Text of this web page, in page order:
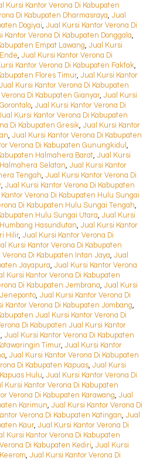
Kursi Kantor Verona Di Kabupaten
Di Kabupaten Dharmasraya, Jual
Dogiyai, Jual Kursi Kantor Verona Di
Kantor Verona Di Kabupaten Donggala,
Empat Lawang, Jual Kursi
, Jual Kursi Kantor Verona Di
Kantor Verona Di Kabupaten Fakfak,
Flores Timur, Jual Kursi Kantor
Kursi Kantor Verona Di Kabupaten
Di Kabupaten Gianyar, Jual Kursi
, Jual Kursi Kantor Verona Di
Kursi Kantor Verona Di Kabupaten
Di Kabupaten Gresik, Jual Kursi Kantor
, Jual Kursi Kantor Verona Di Kabupaten
Verona Di Kabupaten Gunungkidul ,
Halmahera Barat, Jual Kursi
Selatan, Jual Kursi Kantor
Tengah, Jual Kursi Kantor Verona Di
, Jual Kursi Kantor Verona Di Kabupaten
Verona Di Kabupaten Hulu Sungai
Di Kabupaten Hulu Sungai Tengah,
Hulu Sungai Utara, Jual Kursi
Hasundutan, Jual Kursi Kantor
Hilir, Jual Kursi Kantor Verona Di
Kursi Kantor Verona Di Kabupaten
Di Kabupaten Intan Jaya, Jual
Jayapura, Jual Kursi Kantor Verona
Kursi Kantor Verona Di Kabupaten
Di Kabupaten Jembrana, Jual Kursi
, Jual Kursi Kantor Verona Di
Kantor Verona Di Kabupaten Jombang,
Jual Kursi Kantor Verona Di
Di Kabupaten Jual Kursi Kantor
, Jual Kursi Kantor Verona Di Kabupaten
Timur, Jual Kursi Kantor
, Jual Kursi Kantor Verona Di Kabupaten
Di Kabupaten Kapuas, Jual Kursi
Hulu, Jual Kursi Kantor Verona Di
Kursi Kantor Verona Di Kabupaten
Verona Di Kabupaten Karawang, Jual
Karimun, Jual Kursi Kantor Verona Di
Verona Di Kabupaten Katingan, Jual
Kaur, Jual Kursi Kantor Verona Di
Kursi Kantor Verona Di Kabupaten
Di Kabupaten Kediri, Jual Kursi
, Jual Kursi Kantor Verona Di